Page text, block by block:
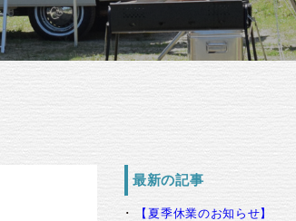
最新の記事
【夏季休業のお知らせ】